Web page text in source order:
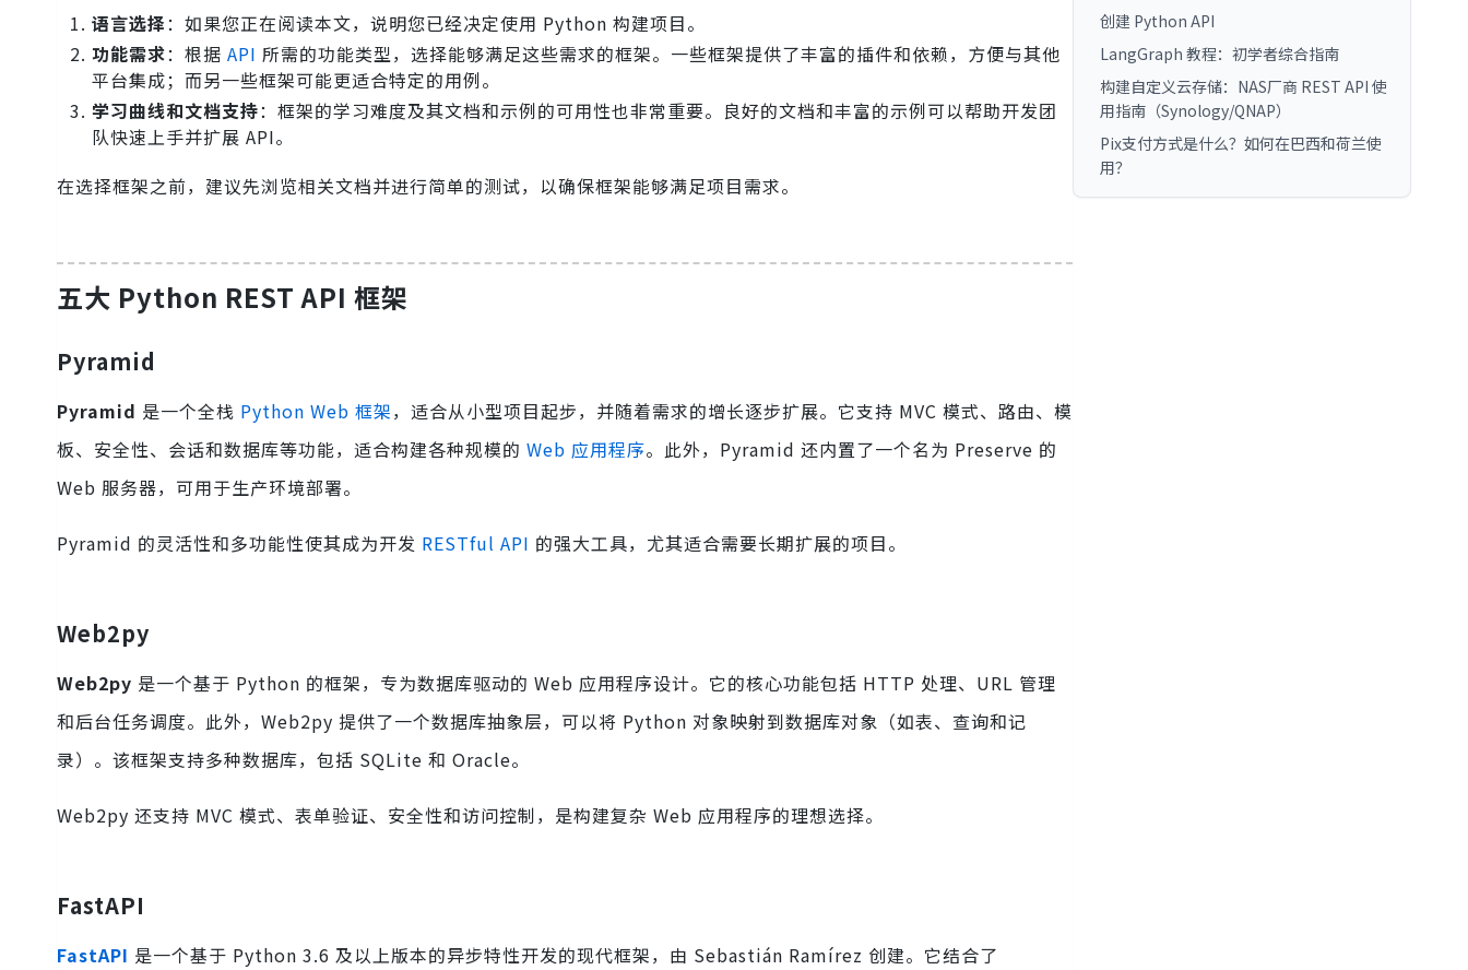
语言选择：如果您正在阅读本文，说明您已经决定使用 Python 构建项目。
功能需求：根据 API 所需的功能类型，选择能够满足这些需求的框架。一些框架提供了丰富的插件和依赖，方便与其他
平台集成；而另一些框架可能更适合特定的用例。
学习曲线和文档支持：框架的学习难度及其文档和示例的可用性也非常重要。良好的文档和丰富的示例可以帮助开发团
队快速上手并扩展 API。
在选择框架之前，建议先浏览相关文档并进行简单的测试，以确保框架能够满足项目需求。
五大 Python REST API 框架
Pyramid
Pyramid 是一个全栈 Python Web 框架，适合从小型项目起步，并随着需求的增长逐步扩展。它支持 MVC 模式、路由、模
板、安全性、会话和数据库等功能，适合构建各种规模的 Web 应用程序。此外，Pyramid 还内置了一个名为 Preserve 的
Web 服务器，可用于生产环境部署。
Pyramid 的灵活性和多功能性使其成为开发 RESTful API 的强大工具，尤其适合需要长期扩展的项目。
Web2py
Web2py 是一个基于 Python 的框架，专为数据库驱动的 Web 应用程序设计。它的核心功能包括 HTTP 处理、URL 管理
和后台任务调度。此外，Web2py 提供了一个数据库抽象层，可以将 Python 对象映射到数据库对象（如表、查询和记
录）。该框架支持多种数据库，包括 SQLite 和 Oracle。
Web2py 还支持 MVC 模式、表单验证、安全性和访问控制，是构建复杂 Web 应用程序的理想选择。
FastAPI
FastAPI 是一个基于 Python 3.6 及以上版本的异步特性开发的现代框架，由 Sebastián Ramírez 创建。它结合了
创建 Python API
LangGraph 教程：初学者综合指南
构建自定义云存储：NAS厂商 REST API 使
用指南（Synology/QNAP）
Pix支付方式是什么？如何在巴西和荷兰使
用？